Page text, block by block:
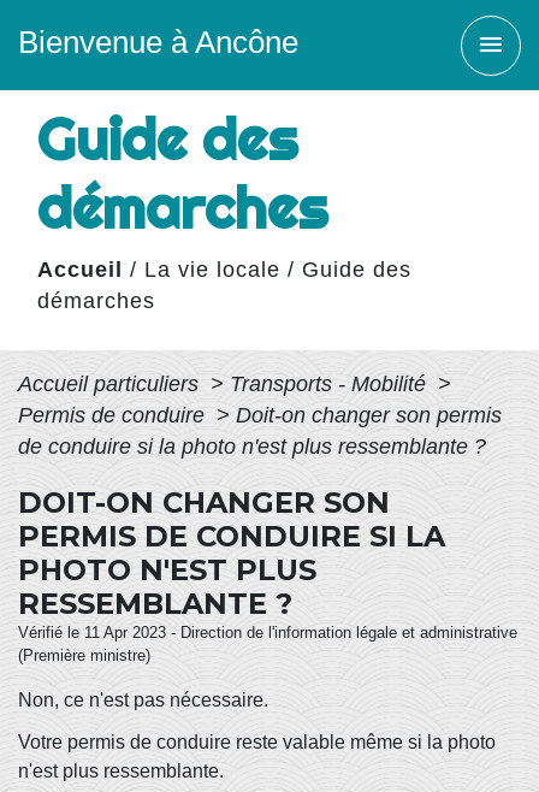
Bienvenue à Ancône menu
Guide des
démarches
Accueil / La vie locale / Guide des
démarches
Accueil particuliers > Transports - Mobilité >
Permis de conduire > Doit-on changer son permis
de conduire si la photo n'est plus ressemblante ?
DOIT-ON CHANGER SON
PERMIS DE CONDUIRE SI LA
PHOTO N'EST PLUS
RESSEMBLANTE ?
Vérifié le 11 Apr 2023 - Direction de l'information légale et administrative
(Première ministre)
Non, ce n'est pas nécessaire.
Votre permis de conduire reste valable même si la photo
n'est plus ressemblante.